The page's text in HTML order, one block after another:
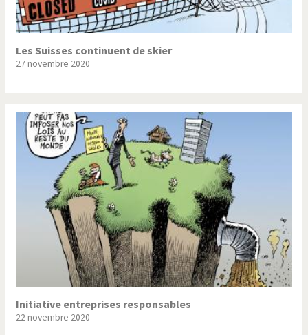
Les Suisses continuent de skier
27 novembre 2020
Initiative entreprises responsables
22 novembre 2020